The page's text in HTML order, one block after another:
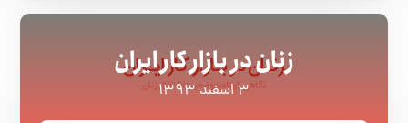
زنان در بازار کار ایران
۳ اسفند ۱۳۹۳